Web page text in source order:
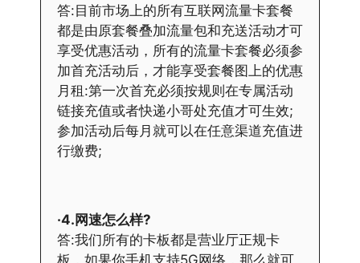
答:目前市场上的所有互联网流量卡套餐
都是由原套餐叠加流量包和充送活动才可
享受优惠活动，所有的流量卡套餐必须参
加首充活动后，才能享受套餐图上的优惠
月租:第一次首充必须按规则在专属活动
链接充值或者快递小哥处充值才可生效;
参加活动后每月就可以在任意渠道充值进
行缴费;
·4.网速怎么样?
答:我们所有的卡板都是营业厅正规卡
板，如果你手机支持5G网络，那么就可